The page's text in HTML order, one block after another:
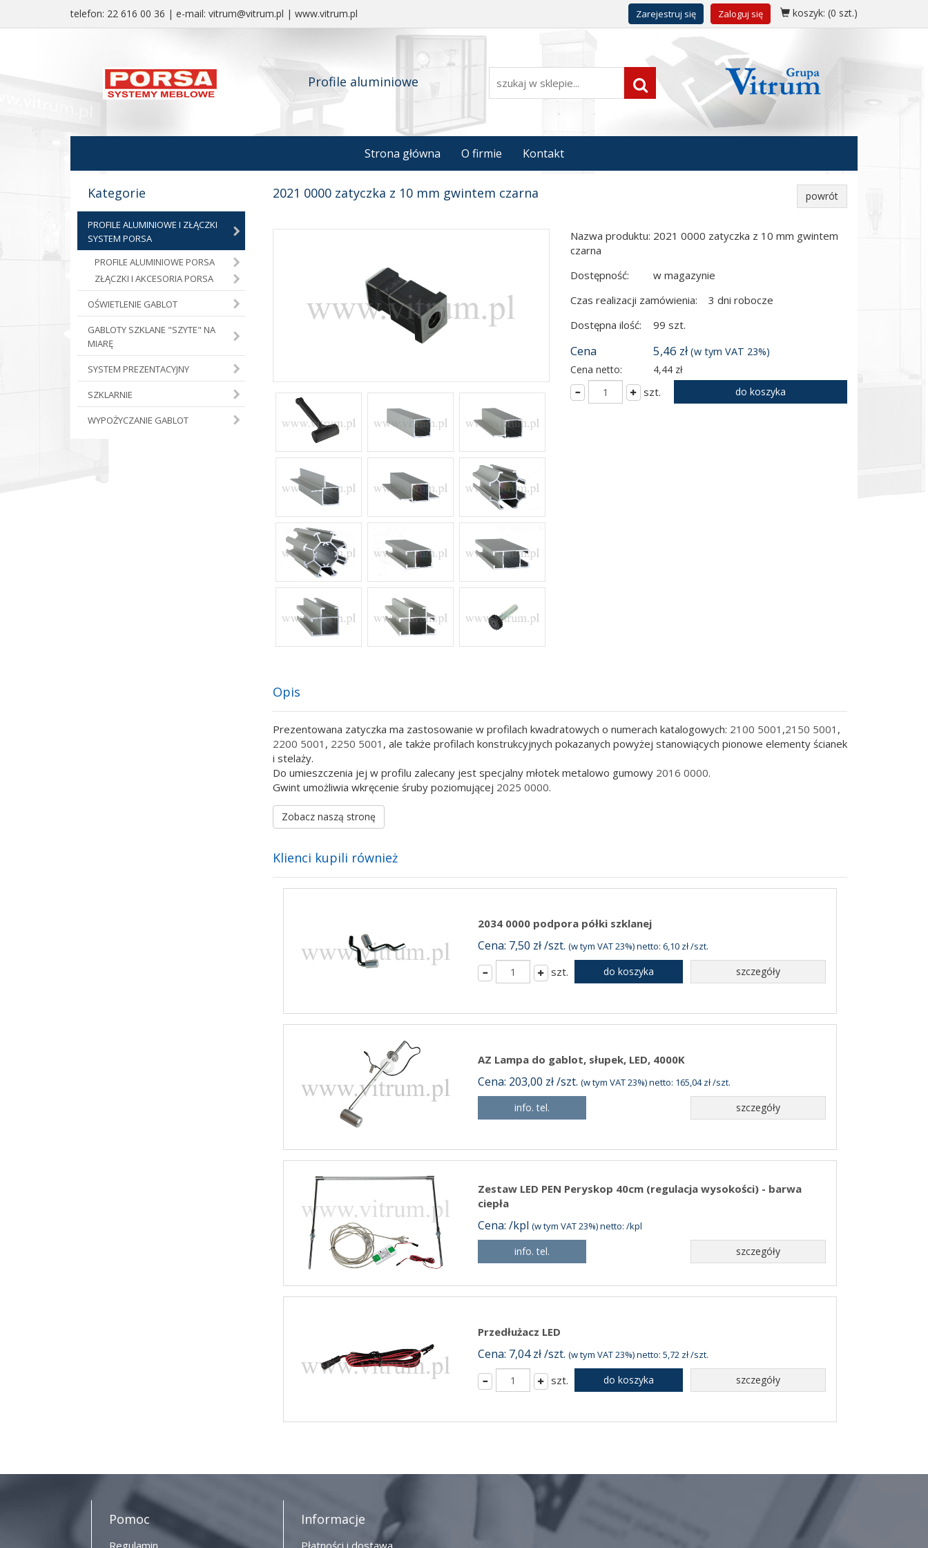
telefon: 22 616 00 36 | e-mail: vitrum@vitrum.pl | www.vitrum.pl Zarejestruj się Zaloguj się koszyk: (0 szt.)
Profile aluminiowe
Strona główna O firmie Kontakt
Kategorie
PROFILE ALUMINIOWE I ZŁĄCZKI
SYSTEM PORSA
PROFILE ALUMINIOWE PORSA
ZŁĄCZKI I AKCESORIA PORSA
OŚWIETLENIE GABLOT
GABLOTY SZKLANE "SZYTE" NA
MIARĘ
SYSTEM PREZENTACYJNY
SZKLARNIE
WYPOŻYCZANIE GABLOT
2021 0000 zatyczka z 10 mm gwintem czarna powrót
Nazwa produktu: 2021 0000 zatyczka z 10 mm gwintem
czarna
Dostępność:
w magazynie
Czas realizacji zamówienia:
3 dni robocze
Dostępna ilość:
99 szt.
Cena 5,46 zł(w tym VAT 23%)
Cena netto:
4,44 zł
szt. do koszyka
Opis
Prezentowana zatyczka ma zastosowanie w profilach kwadratowych o numerach katalogowych: 2100 5001 ,2150 5001 ,
2200 5001 , 2250 5001 , ale także profilach konstrukcyjnych pokazanych powyżej stanowiących pionowe elementy ścianek
i stelaży.
Do umieszczenia jej w profilu zalecany jest specjalny młotek metalowo gumowy 2016 0000.
Gwint umożliwia wkręcenie śruby poziomującej 2025 0000.
Zobacz naszą stronę
Klienci kupili również
2034 0000 podpora półki szklanej
Cena: 7,50 zł /szt.(w tym VAT 23%) netto: 6,10 zł /szt.
szt. do koszyka szczegóły
AZ Lampa do gablot, słupek, LED, 4000K
Cena: 203,00 zł /szt.(w tym VAT 23%) netto: 165,04 zł /szt.
info. tel. szczegóły
Zestaw LED PEN Peryskop 40cm (regulacja wysokości) - barwa
ciepła
Cena: /kpl(w tym VAT 23%) netto: /kpl
info. tel. szczegóły
Przedłużacz LED
Cena: 7,04 zł /szt.(w tym VAT 23%) netto: 5,72 zł /szt.
szt. do koszyka szczegóły
Pomoc
Regulamin
Informacje
Płatności i dostawa